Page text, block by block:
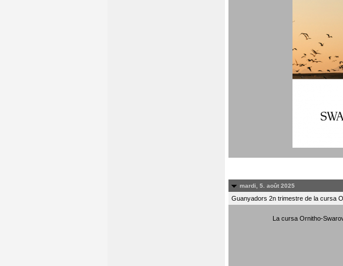
mardi, 5. août 2025
Guanyadors 2n trimestre de la cursa
La cursa Ornitho-